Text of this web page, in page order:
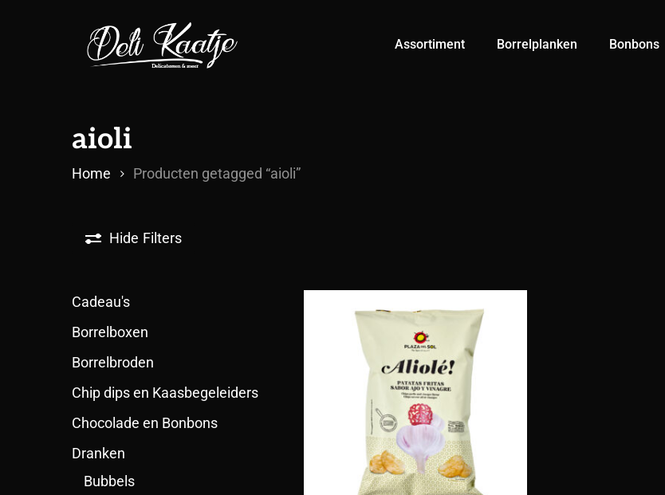
Assortiment Borrelplanken Bonbons
Cart
aioli
Home Producten getagged “aioli”
Hide Filters
Cadeau's
Borrelboxen
Borrelbroden
Chip dips en Kaasbegeleiders
Chocolade en Bonbons
Dranken
Bubbels